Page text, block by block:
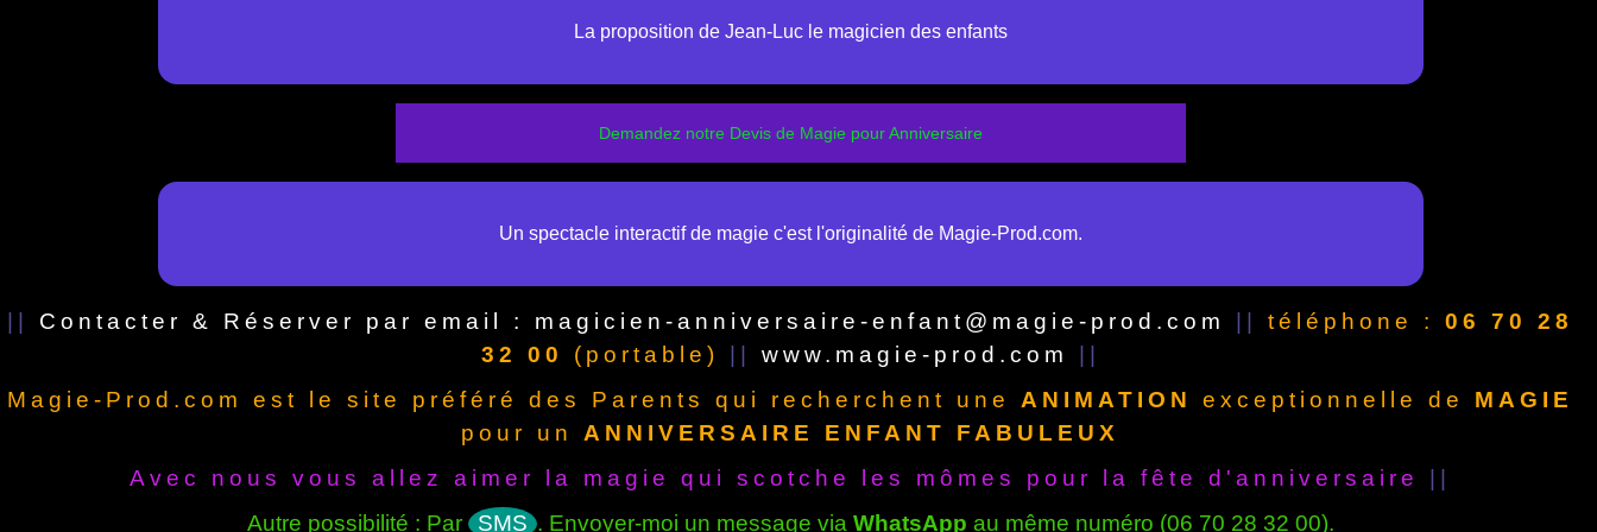
La proposition de Jean-Luc le magicien des enfants
Demandez notre Devis de Magie pour Anniversaire
Un spectacle interactif de magie c'est l'originalité de Magie-Prod.com.
Contacter & Réserver par email : magicien-anniversaire-enfant@magie-prod.com ||téléphone :06 70 28
32 00
(portable) www.magie-prod.com
Magie-Prod.com est le site préféré des Parents qui recherchent une ANIMATION exceptionnelle de MAGIE
pour un ANNIVERSAIRE ENFANT FABULEUX
Avec nous vous allez aimer la magie qui scotche les mômes pour la fête d'anniversaire
Autre possibilité : Par
SMS . Envoyer-moi un message via WhatsApp au même numéro (06 70 28 32 00).